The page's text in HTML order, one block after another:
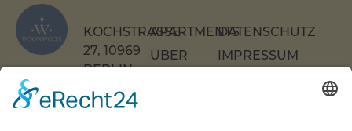
Zentral gelegene 2-Zimmer-Apartment
mitten in Berlin
Pauschalmiete 1.440,00 EUR